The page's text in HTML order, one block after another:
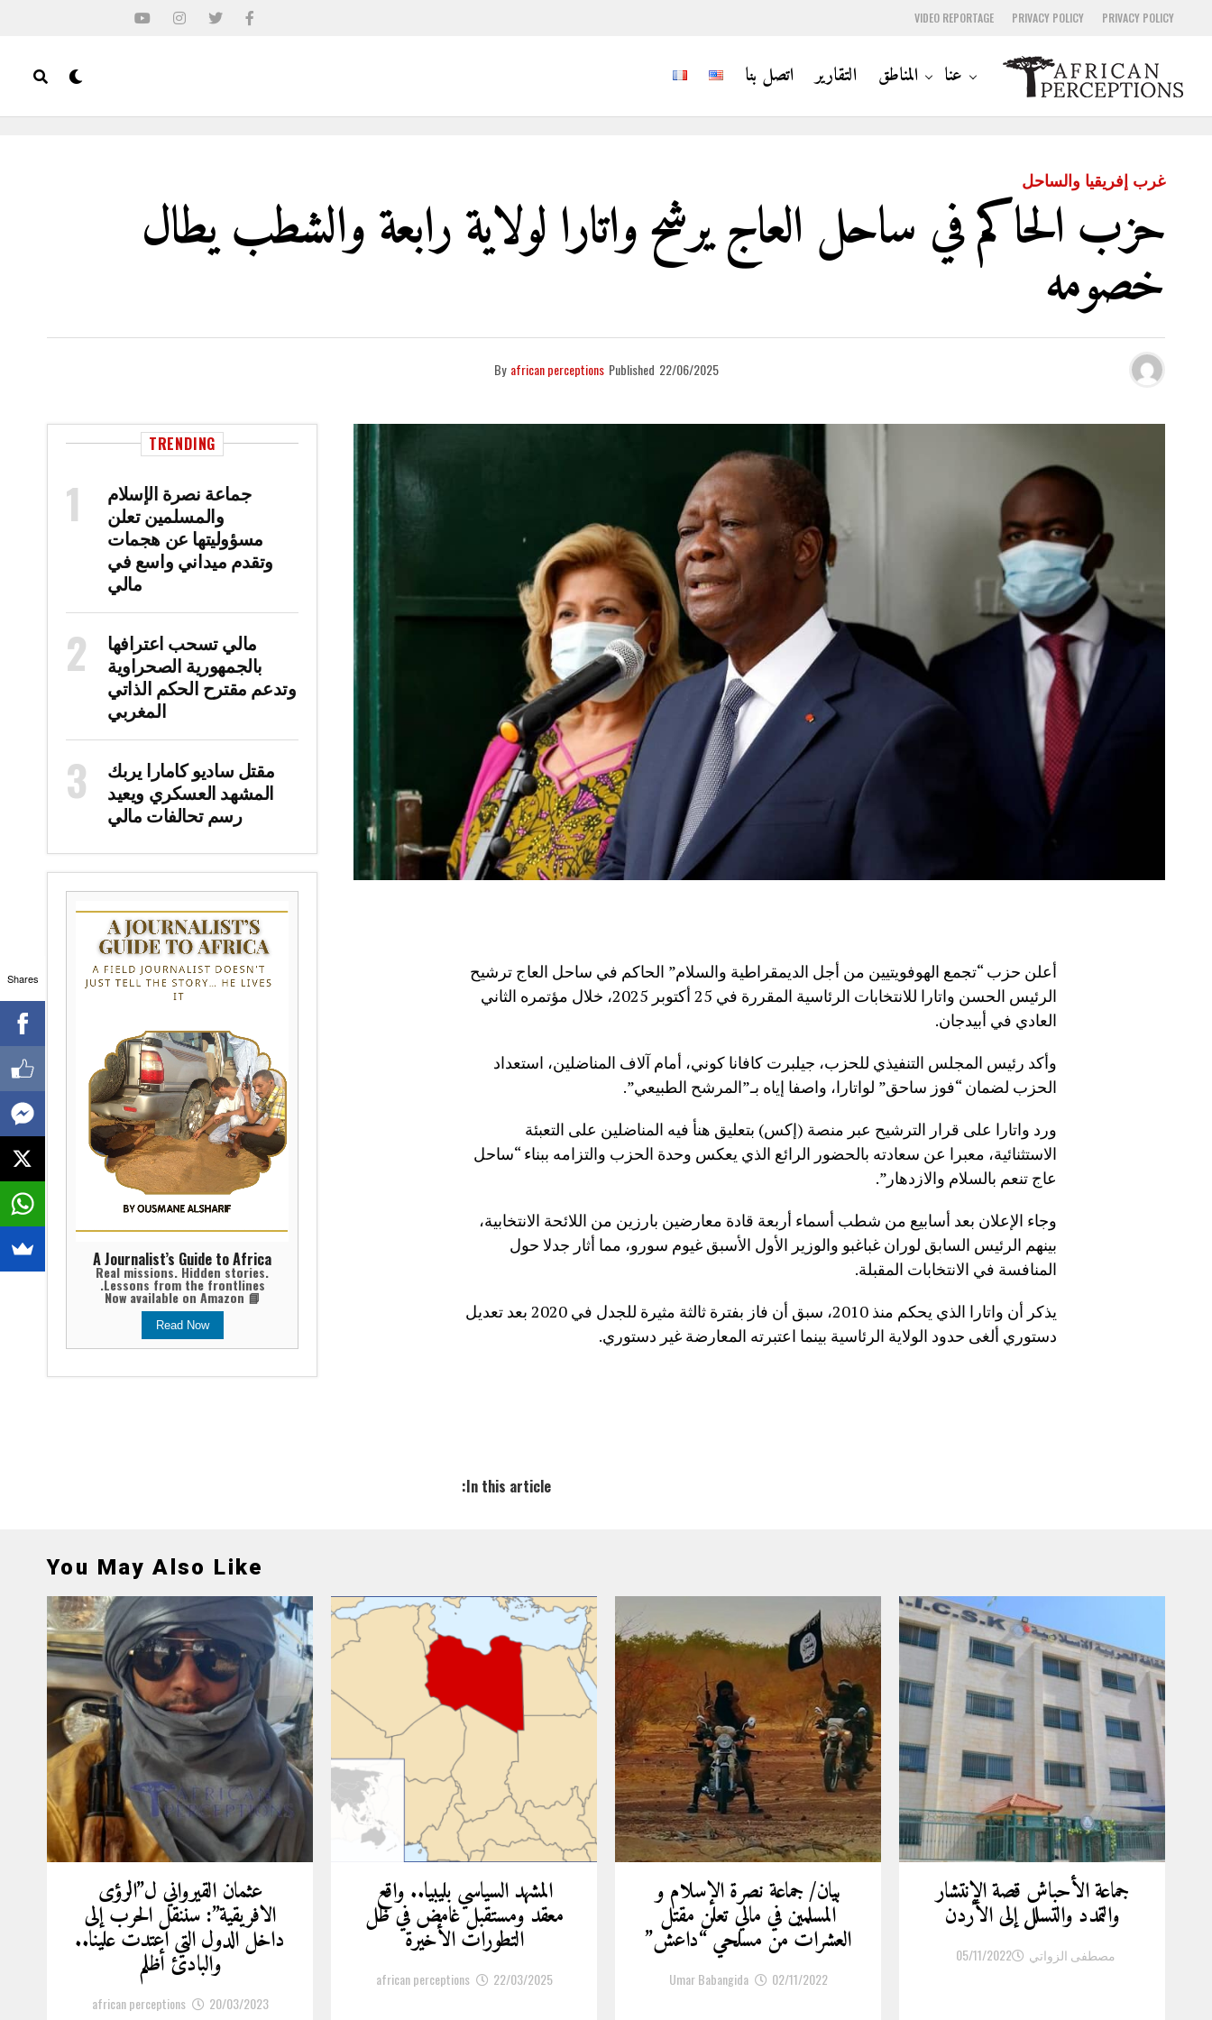
PRIVACY POLICY
PRIVACY POLICY
VIDEO REPORTAGE
عنا المناطق التقارير اتصل بنا
غرب إفريقيا والساحل
حزب الحاكم في ساحل العاج يرشح واتارا لولاية رابعة والشطب يطال
خصومه
By african perceptions Published 22/06/2025
أعلن حزب “تجمع الهوفويتيين من أجل الديمقراطية والسلام” الحاكم في ساحل العاج ترشيح
الرئيس الحسن واتارا للانتخابات الرئاسية المقررة في 25 أكتوبر 2025، خلال مؤتمره الثاني
العادي في أبيدجان.
وأكد رئيس المجلس التنفيذي للحزب، جيلبرت كافانا كوني، أمام آلاف المناضلين، استعداد
الحزب لضمان “فوز ساحق” لواتارا، واصفا إياه بـ”المرشح الطبيعي”.
ورد واتارا على قرار الترشيح عبر منصة (إكس) بتعليق هنأ فيه المناضلين على التعبئة
الاستثنائية، معبرا عن سعادته بالحضور الرائع الذي يعكس وحدة الحزب والتزامه ببناء “ساحل
عاج تنعم بالسلام والازدهار”.
وجاء الإعلان بعد أسابيع من شطب أسماء أربعة قادة معارضين بارزين من اللائحة الانتخابية،
بينهم الرئيس السابق لوران غباغبو والوزير الأول الأسبق غيوم سورو، مما أثار جدلا حول
المنافسة في الانتخابات المقبلة.
يذكر أن واتارا الذي يحكم منذ 2010، سبق أن فاز بفترة ثالثة مثيرة للجدل في 2020 بعد تعديل
دستوري ألغى حدود الولاية الرئاسية بينما اعتبرته المعارضة غير دستوري.
In this article:
TRENDING
جماعة نصرة الإسلام
والمسلمين تعلن
مسؤوليتها عن هجمات
وتقدم ميداني واسع في
مالي
مالي تسحب اعترافها
بالجمهورية الصحراوية
وتدعم مقترح الحكم الذاتي
المغربي
مقتل ساديو كامارا يربك
المشهد العسكري ويعيد
رسم تحالفات مالي
A Journalist’s Guide to Africa
Real missions. Hidden stories.
Lessons from the frontlines.
📘 Now available on Amazon
Read Now
You May Also Like
جماعة الأحباش قصة الإنتشار
والتمدد والتسلل إلى الأردن
مصطفى الزواتي 05/11/2022
بيان/ جماعة نصرة الإسلام و
المسلمين في مالي تعلن مقتل
العشرات من مسلحي “داعش”
Umar Babangida 02/11/2022
المشهد السياسي بليبيا.. واقع
معقد ومستقبل غامض في ظل
التطورات الأخيرة
african perceptions 22/03/2025
عثمان القيرواني ل”الرؤى
الافريقية”: سننقل الحرب إلى
داخل الدول التي اعتدت علينا..
والبادئ أظلم
african perceptions 20/03/2023
Shares